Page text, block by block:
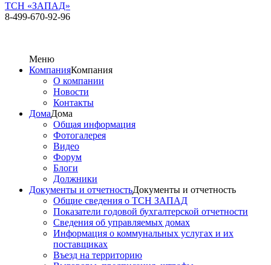
ТСН «ЗАПАД»
8-499-670-92-96
Меню
КомпанияКомпания
О компании
Новости
Контакты
ДомаДома
Общая информация
Фотогалерея
Видео
Форум
Блоги
Должники
Документы и отчетностьДокументы и отчетность
Общие сведения о ТСН ЗАПАД
Показатели годовой бухгалтерской отчетности
Сведения об управляемых домах
Информация о коммунальных услугах и их
поставщиках
Въезд на территорию